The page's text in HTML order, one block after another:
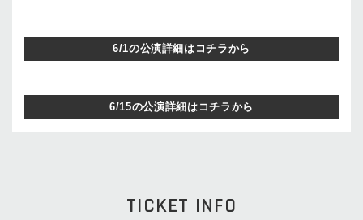
6/1の公演詳細はコチラから
6/15の公演詳細はコチラから
TICKET INFO